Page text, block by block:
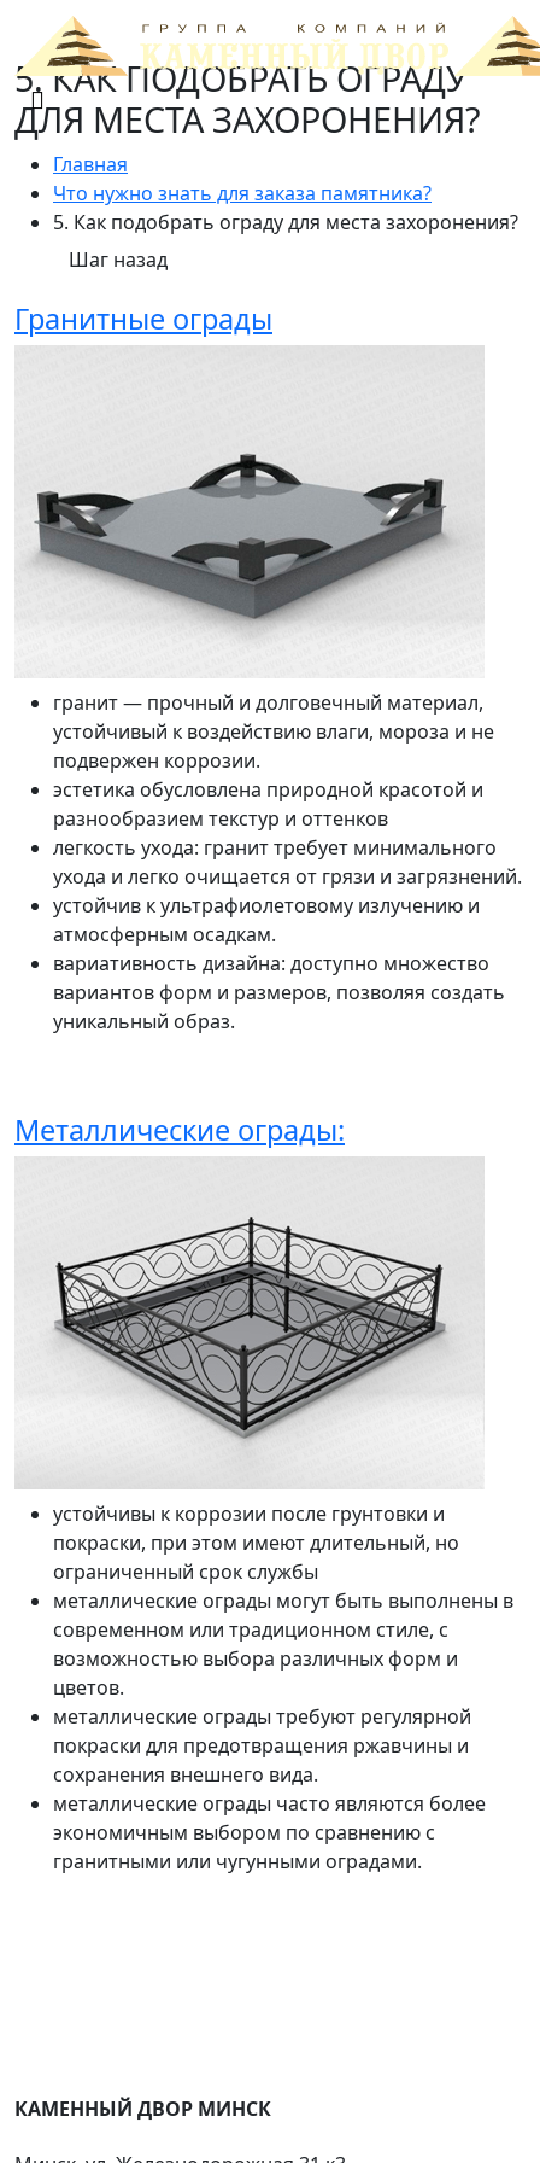
5. КАК ПОДОБРАТЬ ОГРАДУ
ДЛЯ МЕСТА ЗАХОРОНЕНИЯ?
Главная
Что нужно знать для заказа памятника?
5. Как подобрать ограду для места захоронения?
Шаг назад
Гранитные ограды
гранит — прочный и долговечный материал,
устойчивый к воздействию влаги, мороза и не
подвержен коррозии.
эстетика обусловлена природной красотой и
разнообразием текстур и оттенков
легкость ухода: гранит требует минимального
ухода и легко очищается от грязи и загрязнений.
устойчив к ультрафиолетовому излучению и
атмосферным осадкам.
вариативность дизайна: доступно множество
вариантов форм и размеров, позволяя создать
уникальный образ.
Металлические ограды:
устойчивы к коррозии после грунтовки и
покраски, при этом имеют длительный, но
ограниченный срок службы
металлические ограды могут быть выполнены в
современном или традиционном стиле, с
возможностью выбора различных форм и
цветов.
металлические ограды требуют регулярной
покраски для предотвращения ржавчины и
сохранения внешнего вида.
металлические ограды часто являются более
экономичным выбором по сравнению с
гранитными или чугунными оградами.
КАМЕННЫЙ ДВОР МИНСК